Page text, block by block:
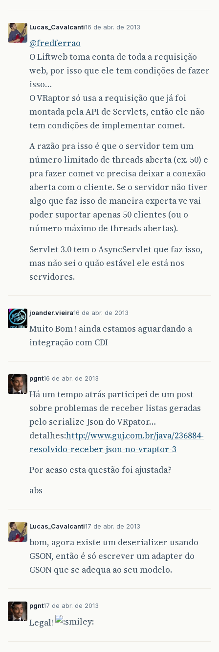
Lucas_Cavalcanti16 de abr. de 2013
@fredferrao
O Liftweb toma conta de toda a requisição
web, por isso que ele tem condições de fazer
isso…
O VRaptor só usa a requisição que já foi
montada pela API de Servlets, então ele não
tem condições de implementar comet.
A razão pra isso é que o servidor tem um
número limitado de threads aberta (ex. 50) e
pra fazer comet vc precisa deixar a conexão
aberta com o cliente. Se o servidor não tiver
algo que faz isso de maneira experta vc vai
poder suportar apenas 50 clientes (ou o
número máximo de threads abertas).
Servlet 3.0 tem o AsyncServlet que faz isso,
mas não sei o quão estável ele está nos
servidores.
joander.vieira16 de abr. de 2013
Muito Bom ! ainda estamos aguardando a
integração com CDI
pgnt16 de abr. de 2013
Há um tempo atrás participei de um post
sobre problemas de receber listas geradas
pelo serialize Json do VRpator…
detalhes:http://www.guj.com.br/java/236884-
resolvido-receber-json-no-vraptor-3
Por acaso esta questão foi ajustada?
abs
Lucas_Cavalcanti17 de abr. de 2013
bom, agora existe um deserializer usando
GSON, então é só escrever um adapter do
GSON que se adequa ao seu modelo.
pgnt17 de abr. de 2013
Legal!